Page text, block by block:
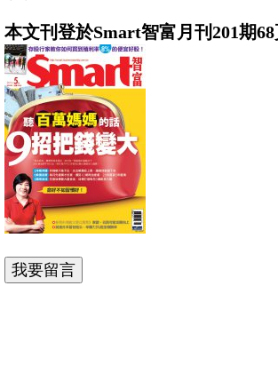
本文刊登於Smart智富月刊201期68